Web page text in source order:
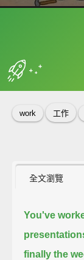
框選
work 工作
全文瀏覽
You've
finally the